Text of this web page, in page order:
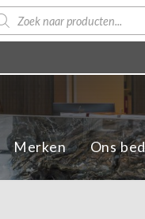
Merken Ons